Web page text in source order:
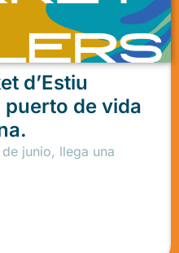
d’Estiu
de vida
junio, llega una